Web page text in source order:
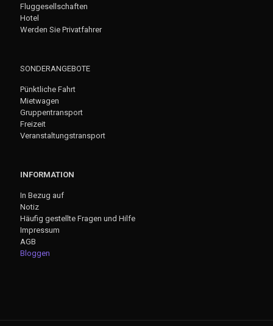
Fluggesellschaften
Hotel
Werden Sie Privatfahrer
SONDERANGEBOTE
Pünktliche Fahrt
Mietwagen
Gruppentransport
Freizeit
Veranstaltungstransport
INFORMATION
In Bezug auf
Notiz
Häufig gestellte Fragen und Hilfe
Impressum
AGB
Bloggen